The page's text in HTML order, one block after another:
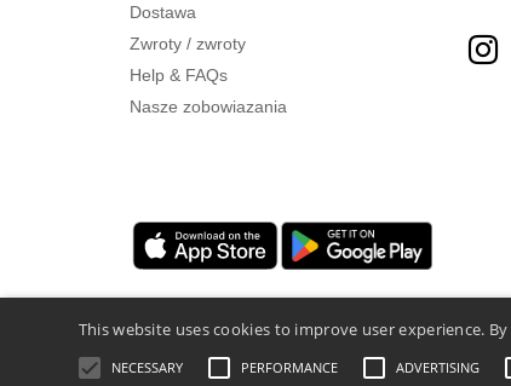
Dostawa
Zwroty / zwroty
Help & FAQs
Nasze zobowiazania
Legal Mentions polityka prywatności
This website uses cookies to improve user experience.
NECESSARY PERFORMANCE ADVERTISING